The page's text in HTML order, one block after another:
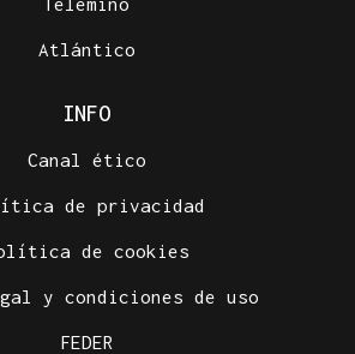
Atlántico
INFO
Canal ético
de privacidad
de cookies
y condiciones de uso
FEDER